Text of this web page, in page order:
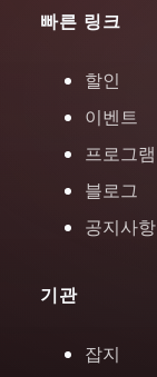
빠른 링크
할인
이벤트
프로그램
블로그
공지사항
기관
잡지